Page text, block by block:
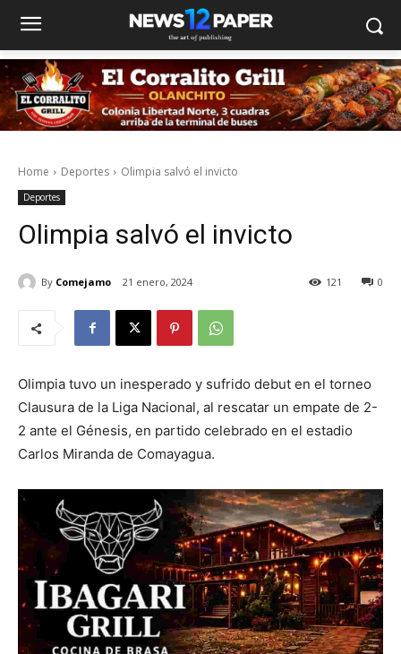
Home Deportes Olimpia salvó el invicto
Deportes
Olimpia salvó el invicto
By Comejamo 21 enero, 2024 0
121
Olimpia tuvo un inesperado y sufrido debut en el torneo
Clausura de la Liga Nacional, al rescatar un empate de 2-
2 ante el Génesis, en partido celebrado en el estadio
Carlos Miranda de Comayagua.